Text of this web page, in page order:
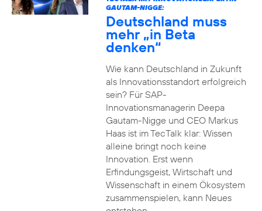
GAUTAM-NIGGE:
Deutschland muss
mehr „in Beta
denken“
Wie kann Deutschland in Zukunft
als Innovationsstandort erfolgreich
sein? Für SAP-
Innovationsmanagerin Deepa
Gautam-Nigge und CEO Markus
Haas ist im TecTalk klar: Wissen
alleine bringt noch keine
Innovation. Erst wenn
Erfindungsgeist, Wirtschaft und
Wissenschaft in einem Ökosystem
zusammenspielen, kann Neues